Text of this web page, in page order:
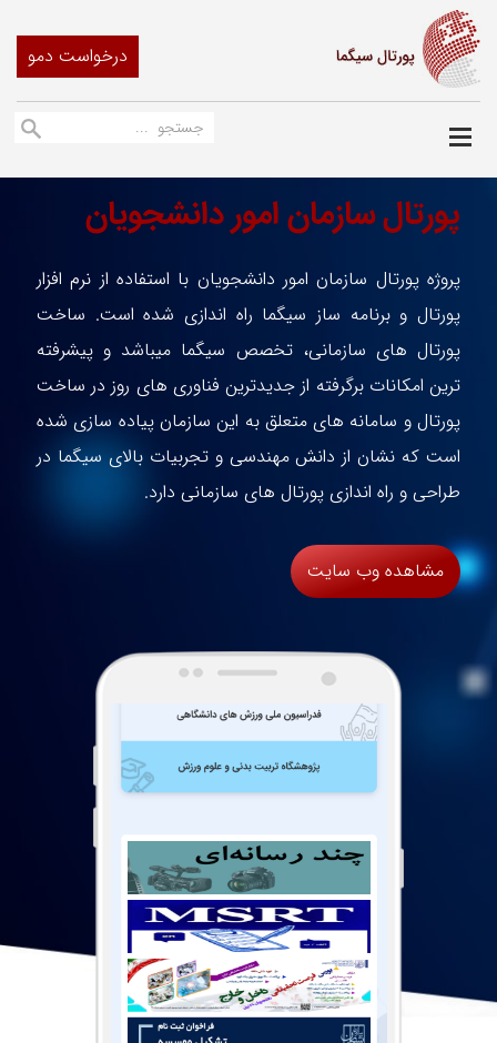
درخواست دمو
پورتال سازمان امور دانشجویان
پروژه پورتال سازمان امور دانشجویان با استفاده از نرم افزار
پورتال و برنامه ساز سیگما راه اندازی شده است. ساخت
پورتال های سازمانی، تخصص سیگما میباشد و پیشرفته
ترین امکانات برگرفته از جدیدترین فناوری های روز در ساخت
پورتال و سامانه های متعلق به این سازمان پیاده سازی شده
است که نشان از دانش مهندسی و تجربیات بالای سیگما در
طراحی و راه اندازی پورتال های سازمانی دارد.
مشاهده وب سایت